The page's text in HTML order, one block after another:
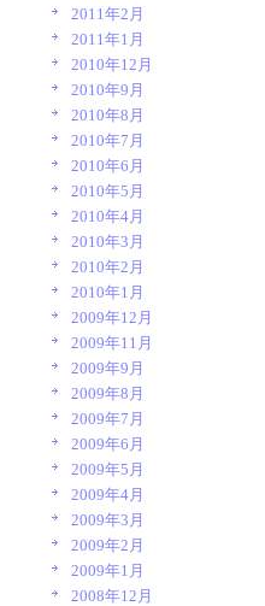
2011年2月
2011年1月
2010年12月
2010年9月
2010年8月
2010年7月
2010年6月
2010年5月
2010年4月
2010年3月
2010年2月
2010年1月
2009年12月
2009年11月
2009年9月
2009年8月
2009年7月
2009年6月
2009年5月
2009年4月
2009年3月
2009年2月
2009年1月
2008年12月